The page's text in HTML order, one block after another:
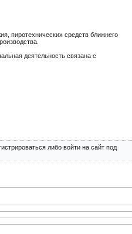
пиротехнических средств ближнего
деятельность связана с
либо войти на сайт под